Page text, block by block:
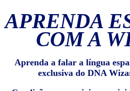
APRENDA
COM A
Aprenda a falar a língua
exclusiva do DNA